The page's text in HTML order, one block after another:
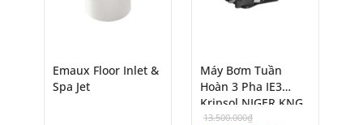
Emaux Floor Inlet &
Spa Jet
Máy Bơm Tuần
Hoàn 3 Pha IE3
Kripsol NIGER KNG
13.500.000₫